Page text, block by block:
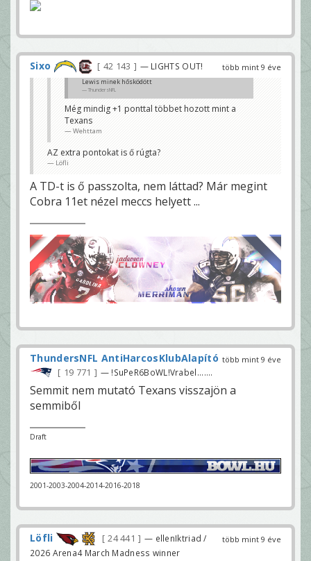
több mint 9 éve
Sixo 42 143 — LIGHTS OUT!
Lewis minek hősködött
ThundersNFL
Még mindig +1 ponttal többet hozott mint a
Texans
Wehttam
AZ extra pontokat is ő rúgta?
Löfli
A TD-t is ő passzolta, nem láttad? Már megint
Cobra 11et nézel meccs helyett ...
több mint 9 éve
ThundersNFL AntiHarcosKlubAlapító
19 771 — !SuPeR6BoWL!Vrabel.......
Semmit nem mutató Texans visszajön a
semmiből
Draft
2001-2003-2004-2014-2016-2018
több mint 9 éve
Löfli 24 441
— ellenIktriad /
2026 Arena4 March Madness winner